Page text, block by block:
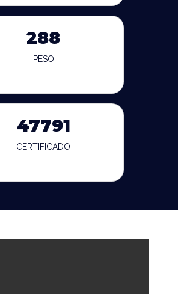
288
PESO
47791
CERTIFICADO